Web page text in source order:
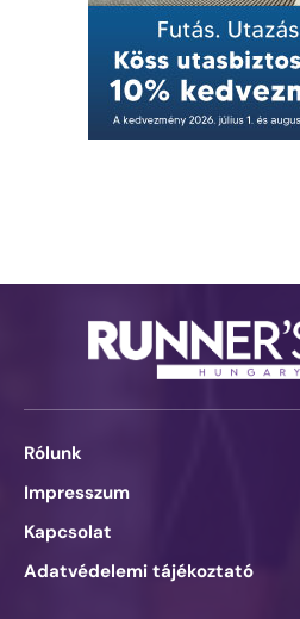
Rólunk
Impresszum
Kapcsolat
Adatvédelemi tájékoztató